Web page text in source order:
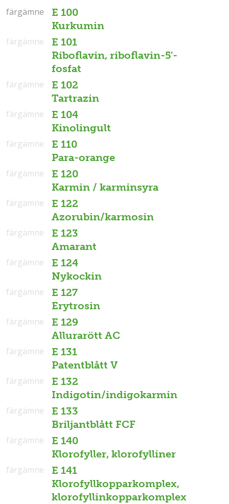
E 100
Kurkumin
färgämne
färgämne
E 101
Riboflavin, riboflavin-5'-
fosfat
färgämne
E 102
Tartrazin
färgämne
E 104
Kinolingult
färgämne
E 110
Para-orange
färgämne
E 120
Karmin / karminsyra
färgämne
E 122
Azorubin/karmosin
färgämne
E 123
Amarant
färgämne
E 124
Nykockin
färgämne
E 127
Erytrosin
färgämne
E 129
Allurarött AC
färgämne
E 131
Patentblått V
färgämne
E 132
Indigotin/indigokarmin
färgämne
E 133
Briljantblått FCF
färgämne
E 140
Klorofyller, klorofylliner
färgämne
E 141
Klorofyllkopparkomplex,
klorofyllinkopparkomplex
färgämne